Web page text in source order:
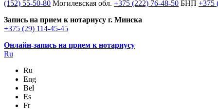
(152) 55-50-80 Могилевская обл. +375 (222) 76-48-50 БНП +375
Запись на прием к нотариусу г. Минска
+375 (29) 114-45-45
Онлайн-запись на прием к нотариусу
Ru
Ru
Eng
Bel
Es
Fr